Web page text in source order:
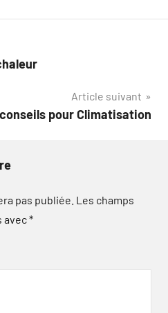
Article suivant
pour Climatisation
pas publiée. Les champs
avec*